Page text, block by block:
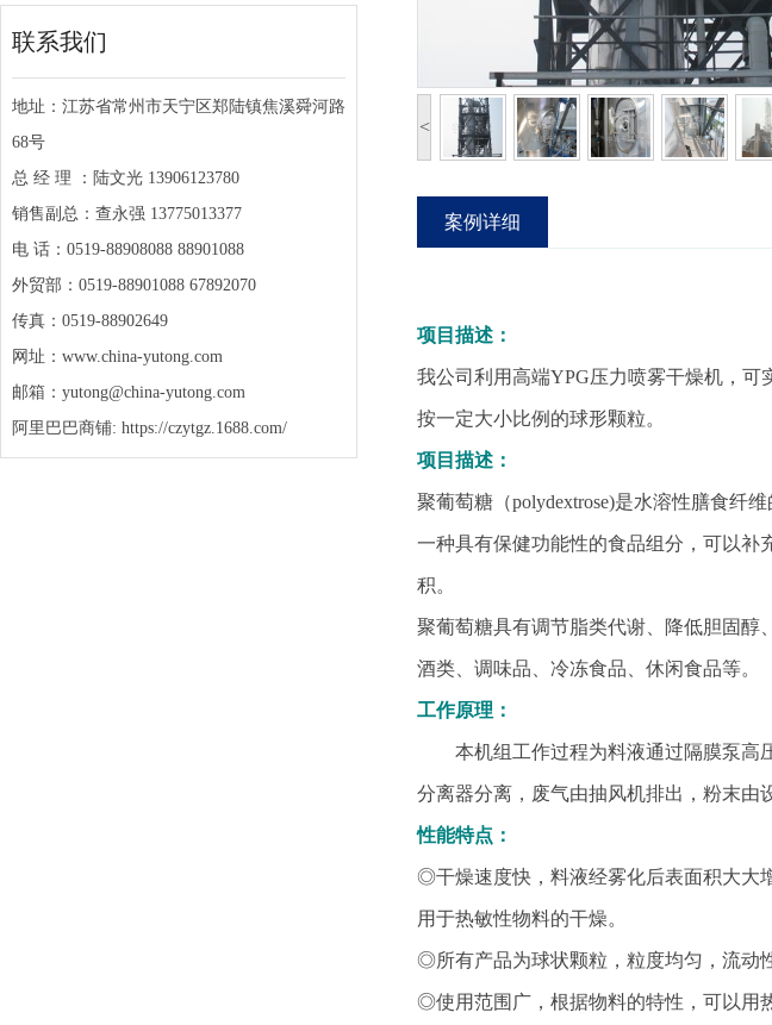
联系我们
地址：江苏省常州市天宁区郑陆镇焦溪舜河路
68号
总 经 理 ：陆文光 13906123780
销售副总：查永强 13775013377
电 话：0519-88908088 88901088
外贸部：0519-88901088 67892070
传真：0519-88902649
网址：www.china-yutong.com
邮箱：yutong@china-yutong.com
阿里巴巴商铺: https://czytgz.1688.com/
<
案例详细
项目描述：
我公司利用高端YPG压力喷雾干燥机，
按一定大小比例的球形颗粒。
项目描述：
聚葡萄糖（polydextrose)是水溶性膳食纤
一种具有保健功能性的食品组分，可以补
积。
聚葡萄糖具有调节脂类代谢、降低胆固醇
酒类、调味品、冷冻食品、休闲食品等。
工作原理：
本机组工作过程为料液通过隔膜泵高压
分离器分离，废气由抽风机排出，粉末由
性能特点：
◎干燥速度快，料液经雾化后表面积大大
用于热敏性物料的干燥。
◎所有产品为球状颗粒，粒度均匀，流动
◎使用范围广，根据物料的特性，可以用